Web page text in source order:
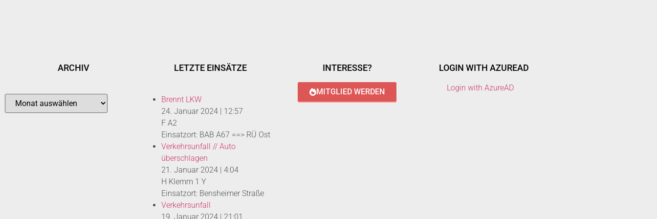
ARCHIV LETZTE EINSÄTZE
Brennt LKW
24. Januar 2024 | 12:57
F A2
Einsatzort: BAB A67 ==> RÜ Ost
Verkehrsunfall // Auto
überschlagen
21. Januar 2024 | 4:04
H Klemm 1 Y
Einsatzort: Bensheimer Straße
Verkehrsunfall
19. Januar 2024 | 21:01
INTERESSE?
MITGLIED WERDEN
LOGIN WITH AZUREAD
Login with AzureAD